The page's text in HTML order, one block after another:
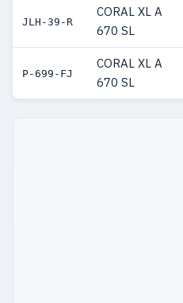
JLH-39-R
CORAL XL A
670 SL
P-699-FJ
CORAL XL A
670 SL